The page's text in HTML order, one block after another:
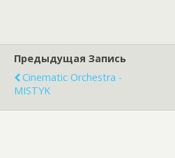
Предыдущая Запись
Cinematic Orchestra -
MISTYK